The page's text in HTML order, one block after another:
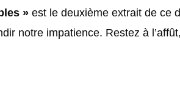
» est le deuxième extrait de ce
notre impatience. Restez à